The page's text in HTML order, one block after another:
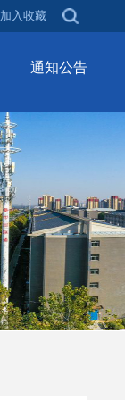
加入收藏
通知公告